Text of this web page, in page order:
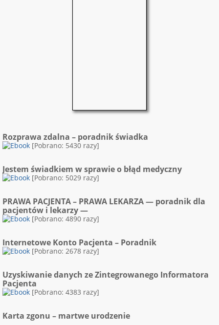
Rozprawa zdalna – poradnik świadka
[Pobrano: 5430 razy]
Jestem świadkiem w sprawie o błąd medyczny
[Pobrano: 5029 razy]
PRAWA PACJENTA – PRAWA LEKARZA — poradnik dla
pacjentów i lekarzy —
[Pobrano: 4890 razy]
Internetowe Konto Pacjenta – Poradnik
[Pobrano: 2678 razy]
Uzyskiwanie danych ze Zintegrowanego Informatora
Pacjenta
[Pobrano: 4383 razy]
Karta zgonu – martwe urodzenie